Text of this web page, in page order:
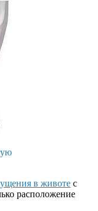
в животе с
расположение